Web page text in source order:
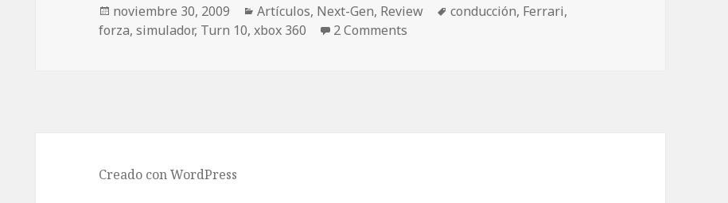
Publicado
el
noviembre 30, 2009 Categorías
Artículos, Next-Gen, Review Etiquetas
conducción, Ferrari,
forza,simulador, Turn 10,xbox 360 2 Comments
Creado con WordPress